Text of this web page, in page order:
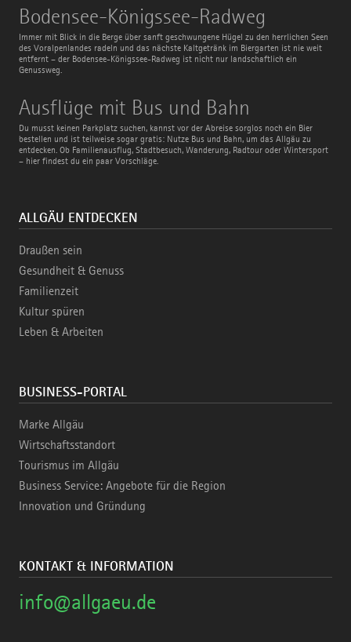
Bodensee-Königssee-Radweg
Immer mit Blick in die Berge über sanft geschwungene Hügel zu den herrlichen Seen
des Voralpenlandes radeln und das nächste Kaltgetränk im Biergarten ist nie weit
entfernt – der Bodensee-Königssee-Radweg ist nicht nur landschaftlich ein
Genussweg.
Bodensee-
Königssee-
Radweg
Ausflüge mit Bus und Bahn
Du musst keinen Parkplatz suchen, kannst vor der Abreise sorglos noch ein Bier
bestellen und ist teilweise sogar gratis: Nutze Bus und Bahn, um das Allgäu zu
entdecken. Ob Familienausflug, Stadtbesuch, Wanderung, Radtour oder Wintersport
– hier findest du ein paar Vorschläge.
Ausflüge
mit
Bus
und
Bahn
ALLGÄU ENTDECKEN
Draußen sein
Gesundheit & Genuss
Familienzeit
Kultur spüren
Leben & Arbeiten
BUSINESS-PORTAL
Marke Allgäu
Wirtschaftsstandort
Tourismus im Allgäu
Business Service: Angebote für die Region
Innovation und Gründung
KONTAKT & INFORMATION
info@allgaeu.de